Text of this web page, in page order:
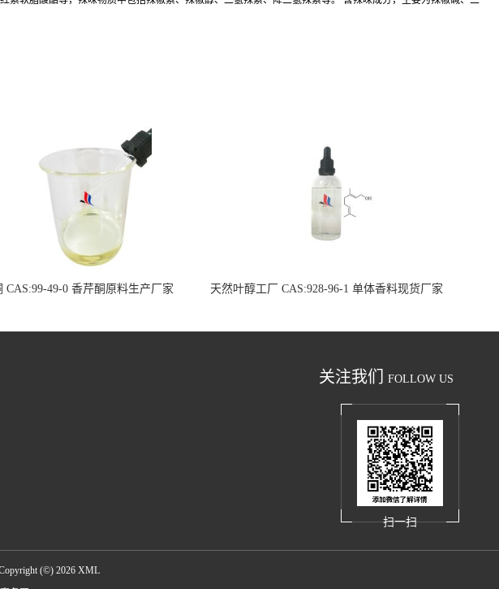
CAS:99-49-0 香芹酮原料生产厂家 天然叶醇工厂 CAS:928-96-1 单体香料现货厂家
关注我们 FOLLOW US
扫一扫
(©) 2026 XML